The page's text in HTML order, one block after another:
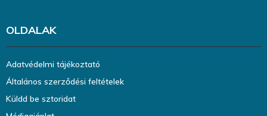
OLDALAK
Adatvédelmi tájékoztató
Általános szerződési feltételek
Küldd be sztoridat